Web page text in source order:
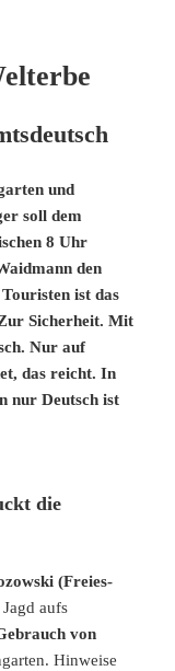
und
soll dem
8 Uhr
den
ist das
Sicherheit. Mit
Nur auf
das reicht. In
nur Deutsch ist
die
(Freies-
aufs
von
Hinweise